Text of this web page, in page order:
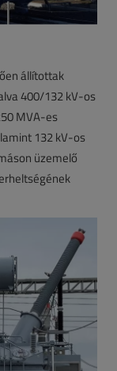
állítottak
400/132 kV-os
MVA-es
132 kV-os
üzemelő